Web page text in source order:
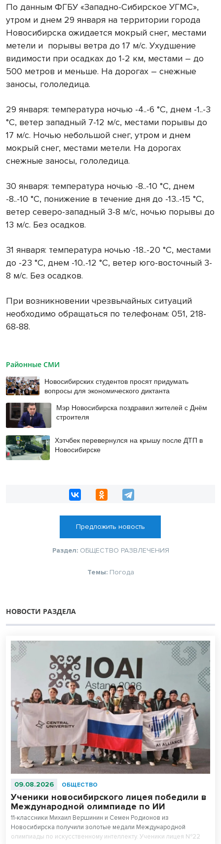
По данным ФГБУ «Западно-Сибирское УГМС»,
утром и днем 29 января на территории города
Новосибирска ожидается мокрый снег, местами
метели и порывы ветра до 17 м/с. Ухудшение
видимости при осадках до 1-2 км, местами – до
500 метров и меньше. На дорогах – снежные
заносы, гололедица.
29 января: температура ночью -4..-6 °С, днем -1..-3
°С, ветер западный 7-12 м/с, местами порывы до
17 м/с. Ночью небольшой снег, утром и днем
мокрый снег, местами метели. На дорогах
снежные заносы, гололедица.
30 января: температура ночью -8..-10 °С, днем
-8..-10 °С, понижение в течение дня до -13..-15 °С,
ветер северо-западный 3-8 м/с, ночью порывы до
13 м/с. Без осадков.
31 января: температура ночью -18..-20 °С, местами
до -23 °С, днем -10..-12 °С, ветер юго-восточный 3-
8 м/с. Без осадков.
При возникновении чрезвычайных ситуаций
необходимо обращаться по телефонам: 051, 218-
68-88.
Районные СМИ
Новосибирских студентов просят придумать
вопросы для экономического диктанта
Мэр Новосибирска поздравил жителей с Днём
строителя
Хэтчбек перевернулся на крышу после ДТП в
Новосибирске
Предложить новость
Раздел: ОБЩЕСТВО РАЗВЛЕЧЕНИЯ
Темы: Погода
НОВОСТИ РАЗДЕЛА
09.08.2026 ОБЩЕСТВО
Ученики новосибирского лицея победили в
Международной олимпиаде по ИИ
11-классники Михаил Вершинин и Семен Родионов из
Новосибирска получили золотые медали Международной
олимпиады по искусственному интеллекту. Ученики лицея №22